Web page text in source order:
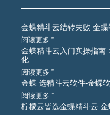
金蝶精斗云结转失败-金
阅读更多 ”
金蝶精斗云入门实操指南
化
阅读更多 ”
金蝶 选精斗云软件-金蝶
阅读更多 ”
柠檬云皆选金蝶精斗云-